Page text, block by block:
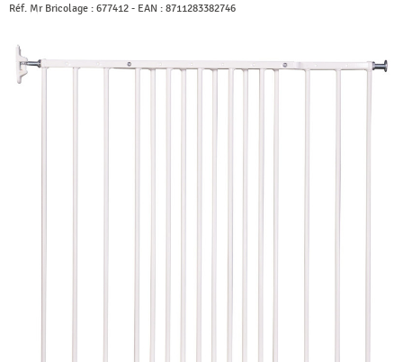
Réf. Mr Bricolage : 677412 - EAN : 8711283382746